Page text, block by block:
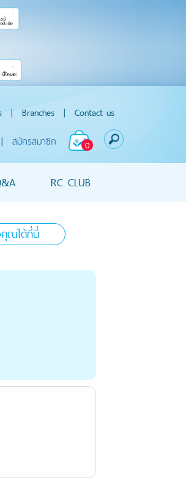
| Branches | Contact us
0
| สมัครสมาชิก
RC CLUB
ณได้ที่นี่